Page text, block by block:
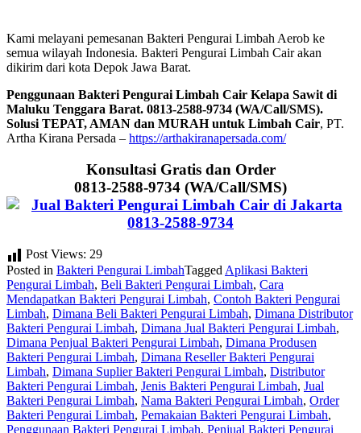
Kami melayani pemesanan Bakteri Pengurai Limbah Aerob ke
semua wilayah Indonesia. Bakteri Pengurai Limbah Cair akan
dikirim dari kota Depok Jawa Barat.
Penggunaan Bakteri Pengurai Limbah Cair Kelapa Sawit di
Maluku Tenggara Barat. 0813-2588-9734 (WA/Call/SMS).
Solusi TEPAT, AMAN dan MURAH untuk Limbah Cair, PT.
Artha Kirana Persada – https://arthakiranapersada.com/
Konsultasi Gratis dan Order
0813-2588-9734 (WA/Call/SMS)
Post Views: 29
Posted in Bakteri Pengurai LimbahTagged Aplikasi Bakteri
Pengurai Limbah, Beli Bakteri Pengurai Limbah, Cara
Mendapatkan Bakteri Pengurai Limbah, Contoh Bakteri Pengurai
Limbah, Dimana Beli Bakteri Pengurai Limbah, Dimana Distributor
Bakteri Pengurai Limbah, Dimana Jual Bakteri Pengurai Limbah,
Dimana Penjual Bakteri Pengurai Limbah, Dimana Produsen
Bakteri Pengurai Limbah, Dimana Reseller Bakteri Pengurai
Limbah, Dimana Suplier Bakteri Pengurai Limbah, Distributor
Bakteri Pengurai Limbah, Jenis Bakteri Pengurai Limbah, Jual
Bakteri Pengurai Limbah, Nama Bakteri Pengurai Limbah, Order
Bakteri Pengurai Limbah, Pemakaian Bakteri Pengurai Limbah,
Penggunaan Bakteri Pengurai Limbah, Penjual Bakteri Pengurai